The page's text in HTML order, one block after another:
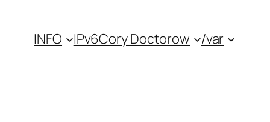
INFO IPv6Cory Doctorow /var